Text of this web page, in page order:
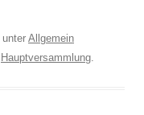
unter Allgemein
Hauptversammlung.